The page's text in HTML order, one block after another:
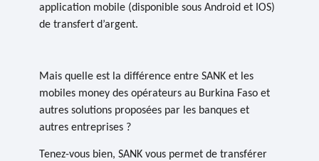
application mobile (disponible sous Android et IOS)
de transfert d’argent.
Mais quelle est la différence entreSANK et les
mobiles money des opérateurs au Burkina Faso et
autres solutions proposées par les banques et
autres entreprises ?
Tenez-vous bien,SANK vous permetde transférer